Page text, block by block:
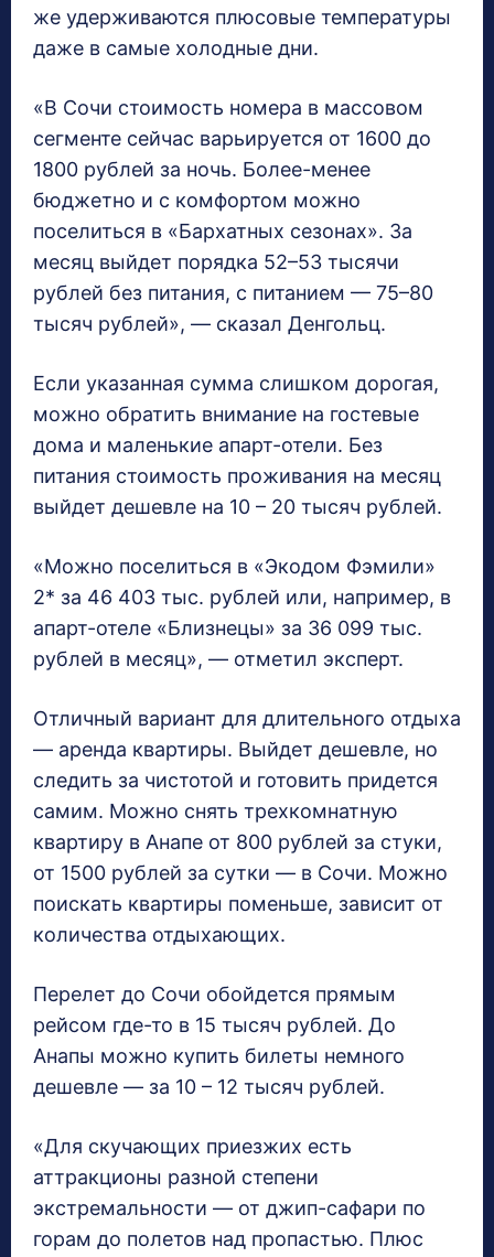
же удерживаются плюсовые температуры
даже в самые холодные дни.
«В Сочи стоимость номера в массовом
сегменте сейчас варьируется от 1600 до
1800 рублей за ночь. Более-менее
бюджетно и с комфортом можно
поселиться в «Бархатных сезонах». За
месяц выйдет порядка 52–53 тысячи
рублей без питания, с питанием — 75–80
тысяч рублей», — сказал Денгольц.
Если указанная сумма слишком дорогая,
можно обратить внимание на гостевые
дома и маленькие апарт-отели. Без
питания стоимость проживания на месяц
выйдет дешевле на 10 – 20 тысяч рублей.
«Можно поселиться в «Экодом Фэмили»
2* за 46 403 тыс. рублей или, например, в
апарт-отеле «Близнецы» за 36 099 тыс.
рублей в месяц», — отметил эксперт.
Отличный вариант для длительного отдыха
— аренда квартиры. Выйдет дешевле, но
следить за чистотой и готовить придется
самим. Можно снять трехкомнатную
квартиру в Анапе от 800 рублей за стуки,
от 1500 рублей за сутки — в Сочи. Можно
поискать квартиры поменьше, зависит от
количества отдыхающих.
Перелет до Сочи обойдется прямым
рейсом где-то в 15 тысяч рублей. До
Анапы можно купить билеты немного
дешевле — за 10 – 12 тысяч рублей.
«Для скучающих приезжих есть
аттракционы разной степени
экстремальности — от джип-сафари по
горам до полетов над пропастью. Плюс